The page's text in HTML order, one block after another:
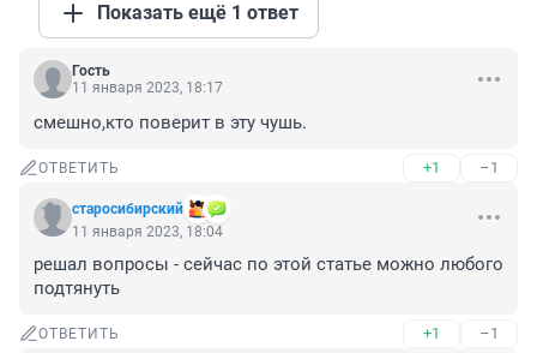
Показать ещё 1 ответ
Гость
11 января 2023, 18:17
смешно,кто поверит в эту чушь.
ОТВЕТИТЬ +1 –1
старосибирский
11 января 2023, 18:04
решал вопросы - сейчас по этой статье можно любого
подтянуть
ОТВЕТИТЬ +1 –1